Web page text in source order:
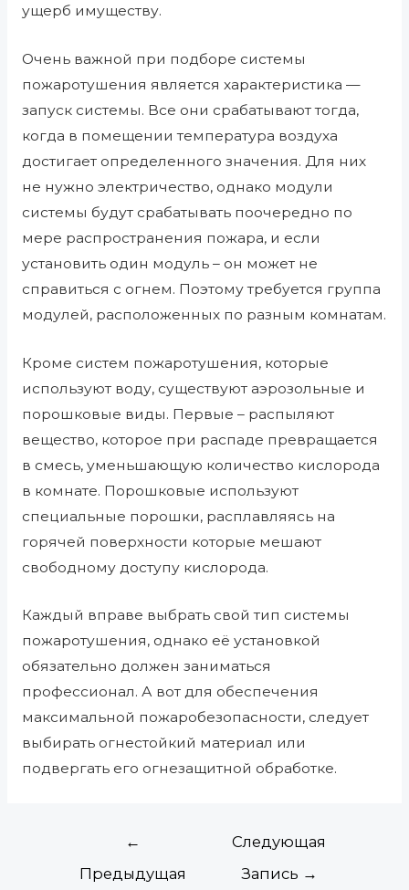
ущерб имуществу.
Очень важной при подборе системы
пожаротушения является характеристика —
запуск системы. Все они срабатывают тогда,
когда в помещении температура воздуха
достигает определенного значения. Для них
не нужно электричество, однако модули
системы будут срабатывать поочередно по
мере распространения пожара, и если
установить один модуль – он может не
справиться с огнем. Поэтому требуется группа
модулей, расположенных по разным комнатам.
Кроме систем пожаротушения, которые
используют воду, существуют аэрозольные и
порошковые виды. Первые – распыляют
вещество, которое при распаде превращается
в смесь, уменьшающую количество кислорода
в комнате. Порошковые используют
специальные порошки, расплавляясь на
горячей поверхности которые мешают
свободному доступу кислорода.
Каждый вправе выбрать свой тип системы
пожаротушения, однако её установкой
обязательно должен заниматься
профессионал. А вот для обеспечения
максимальной пожаробезопасности, следует
выбирать огнестойкий материал или
подвергать его огнезащитной обработке.
←
Предыдущая
Следующая
Запись →